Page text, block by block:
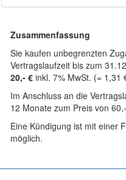
Zusammenfassung
Sie kaufen unbegrenzten
Vertragslaufzeit bis zum
20,- € inkl. 7% MwSt. (= 1,31
Im Anschluss an die
12 Monate zum Preis von
Eine Kündigung ist mit einer
möglich.